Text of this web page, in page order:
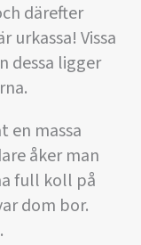
därefter
urkassa! Vissa
dessa ligger
en massa
åker man
full koll på
dom bor.